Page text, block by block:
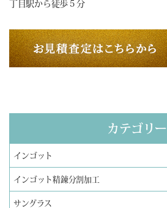
丁目駅から徒歩５分
カテゴリー
インゴット
インゴット精錬分割加工
サングラス